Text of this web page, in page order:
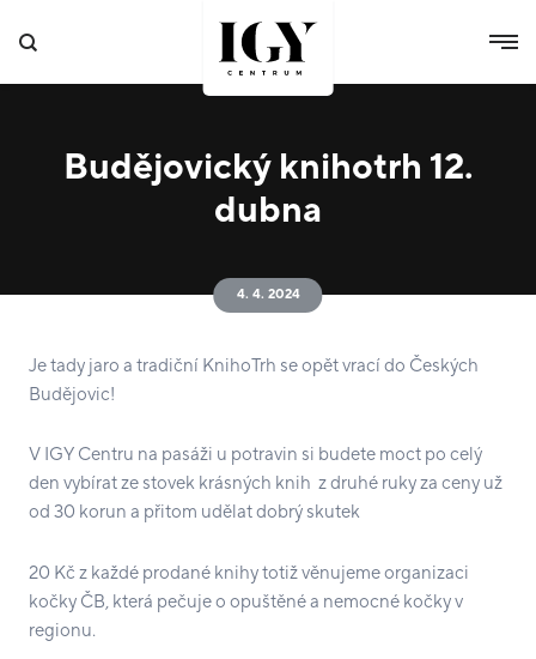
Budějovický knihotrh 12.
dubna
4. 4. 2024
Je tady jaro a tradiční KnihoTrh se opět vrací do Českých
Budějovic!
V IGY Centru na pasáži u potravin si budete moct po celý
den vybírat ze stovek krásných knih z druhé ruky za ceny už
od 30 korun a přitom udělat dobrý skutek
20 Kč z každé prodané knihy totiž věnujeme organizaci
kočky ČB, která pečuje o opuštěné a nemocné kočky v
regionu.